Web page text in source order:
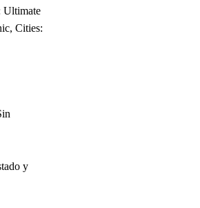
Ultimate
Cities:
y